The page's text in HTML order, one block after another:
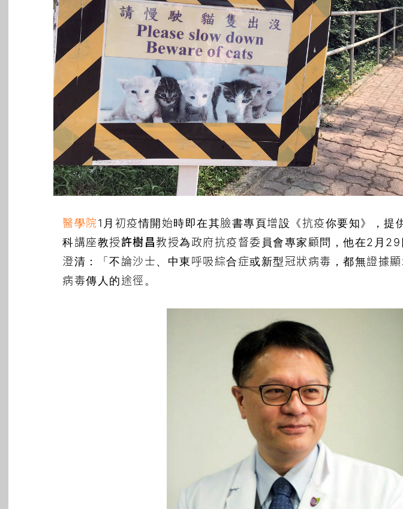
醫學院1月初疫情開始時即在其臉書專頁增設《抗疫你要知》，提
科講座教授許樹昌教授為政府抗疫督委員會專家顧問，他在2月29
澄清：「不論沙士、中東呼吸綜合症或新型冠狀病毒，都無證據
病毒傳人的途徑。